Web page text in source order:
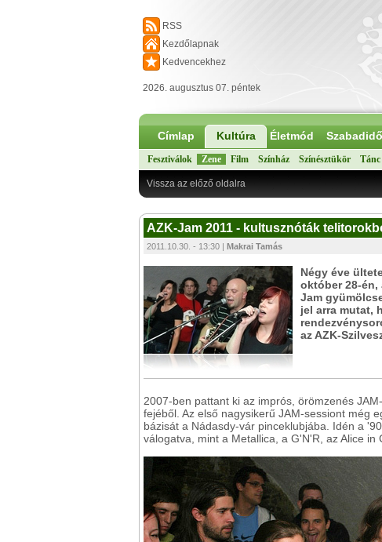
RSS
Kezdőlapnak
Kedvencekhez
2026. augusztus 07. péntek
Címlap Kultúra Életmód Szabadidő
Fesztiválok Zene Film Színház Színésztükör Tánc
Vissza az előző oldalra
AZK-Jam 2011 - kultusznóták
2011.10.30. - 13:30 | Makrai Tamás
Négy éve
október 28-én,
Jam
jel arra mutat,
az AZK-
2007-ben pattant ki az imprós, örömzenés
fejéből. Az első nagysikerű JAM-sessiont még
bázisát a Nádasdy-vár pinceklubjába. Idén a
válogatva, mint a Metallica, a G'N'R, az Alice in